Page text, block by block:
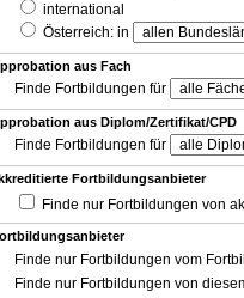
international
Österreich: in
aus Fach
Finde Fortbildungen für
aus Diplom/Zertifikat/CPD
Finde Fortbildungen für
Fortbildungsanbieter
Finde nur Fortbildungen von
Finde nur Fortbildungen vom
Finde nur Fortbildungen von